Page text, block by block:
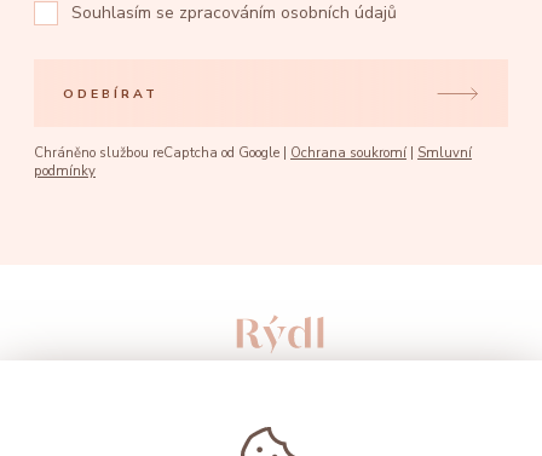
Souhlasím se zpracováním osobních údajů
ODEBÍRAT
Chráněno službou reCaptcha od Google | Ochrana soukromí
Smluvní
podmínky